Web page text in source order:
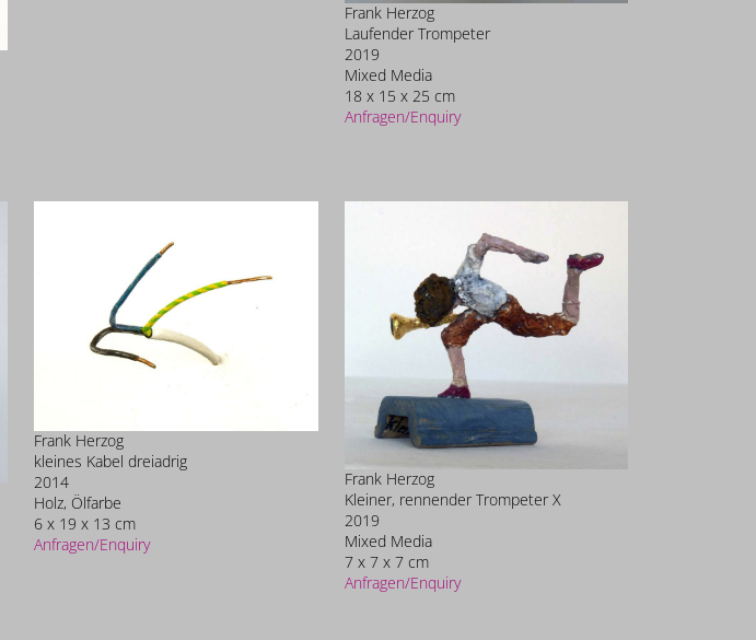
Frank Herzog
Laufender Trompeter
2019
Mixed Media
18 x 15 x 25 cm
Anfragen/Enquiry
Frank Herzog
kleines Kabel dreiadrig
2014
Holz, Ölfarbe
6 x 19 x 13 cm
Anfragen/Enquiry
Frank Herzog
Kleiner, rennender Trompeter X
2019
Mixed Media
7 x 7 x 7 cm
Anfragen/Enquiry